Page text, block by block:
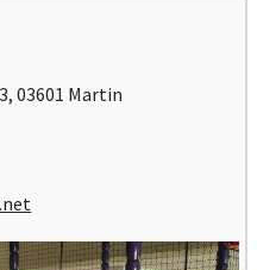
03601 Martin